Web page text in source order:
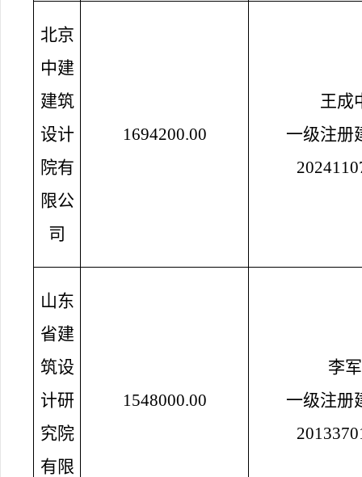
北京
中建
建筑
设计
院有
限公
司
1694200.00
王成
一级注册
山东
省建
筑设
计研
究院
有限
1548000.00
李军
一级注册